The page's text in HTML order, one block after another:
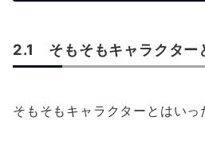
2.1 そもそもキャラクター
そもそもキャラクターとはいっ